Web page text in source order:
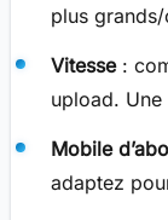
plus
Vitesse:
upload.
Mobile
adaptez